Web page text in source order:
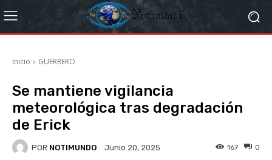
Inicio GUERRERO
Se mantiene vigilancia
meteorológica tras degradación
de Erick
POR NOTIMUNDO Junio 20, 2025 0
167